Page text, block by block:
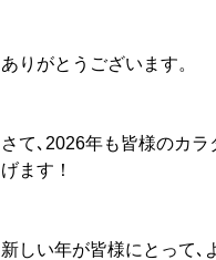
ありがとうございます。
さて､2026年も皆様のカ
げます！
新しい年が皆様にとって､